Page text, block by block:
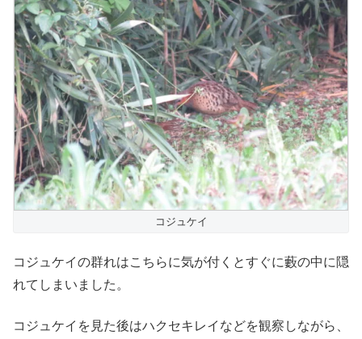
コジュケイ
コジュケイの群れはこちらに気が付くとすぐに藪の中に隠
れてしまいました。
コジュケイを見た後はハクセキレイなどを観察しながら、